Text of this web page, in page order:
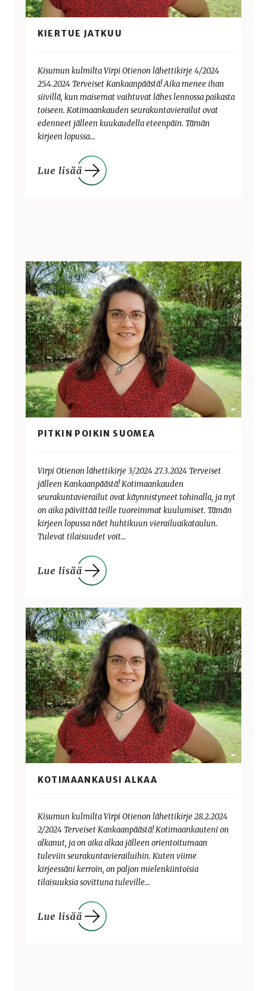
KIERTUE JATKUU
Kisumun kulmilta Virpi Otienon lähettikirje 4/2024
25.4.2024 Terveiset Kankaanpäästä! Aika menee ihan
siivillä, kun maisemat vaihtuvat lähes lennossa paikasta
toiseen. Kotimaankauden seurakuntavierailut ovat
edenneet jälleen kuukaudella eteenpäin. Tämän
kirjeen lopussa…
PITKIN POIKIN SUOMEA
Virpi Otienon lähettikirje 3/2024 27.3.2024 Terveiset
jälleen Kankaanpäästä! Kotimaankauden
seurakuntavierailut ovat käynnistyneet tohinalla, ja nyt
on aika päivittää teille tuoreimmat kuulumiset. Tämän
kirjeen lopussa näet huhtikuun vierailuaikataulun.
Tulevat tilaisuudet voit…
KOTIMAANKAUSI ALKAA
Kisumun kulmilta Virpi Otienon lähettikirje 28.2.2024
2/2024 Terveiset Kankaanpäästä! Kotimaankauteni on
alkanut, ja on aika alkaa jälleen orientoitumaan
tuleviin seurakuntavierailuihin. Kuten viime
kirjeessäni kerroin, on paljon mielenkiintoisia
tilaisuuksia sovittuna tuleville…